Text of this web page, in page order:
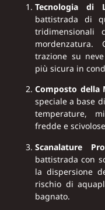
Tecnologia di
battistrada di
tridimensionali
trazione su
più sicura in
Composto della
speciale a base
temperature,
fredde e
Scanalature
battistrada con
la dispersione
rischio di
bagnato.